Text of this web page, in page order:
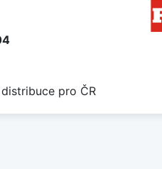
pro ČR